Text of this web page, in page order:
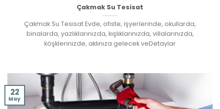
Çakmak Su Tesisat
Çakmak Su Tesisat Evde, ofiste, işyerlerinde, okullarda,
binalarda, yazlıklarınızda, kışlıklarınızda, villalarınızda,
köşklerinizde, aklınıza gelecek veDetaylar
22
May